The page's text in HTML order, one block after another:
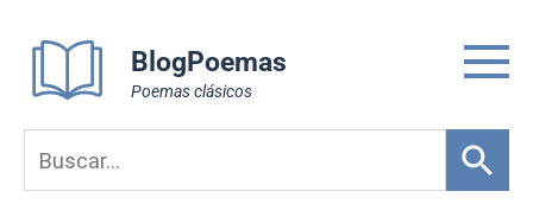
content
BlogPoemas
Poemas clásicos